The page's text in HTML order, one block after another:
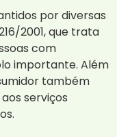
por diversas
2001, que trata
com
importante. Além
também
serviços